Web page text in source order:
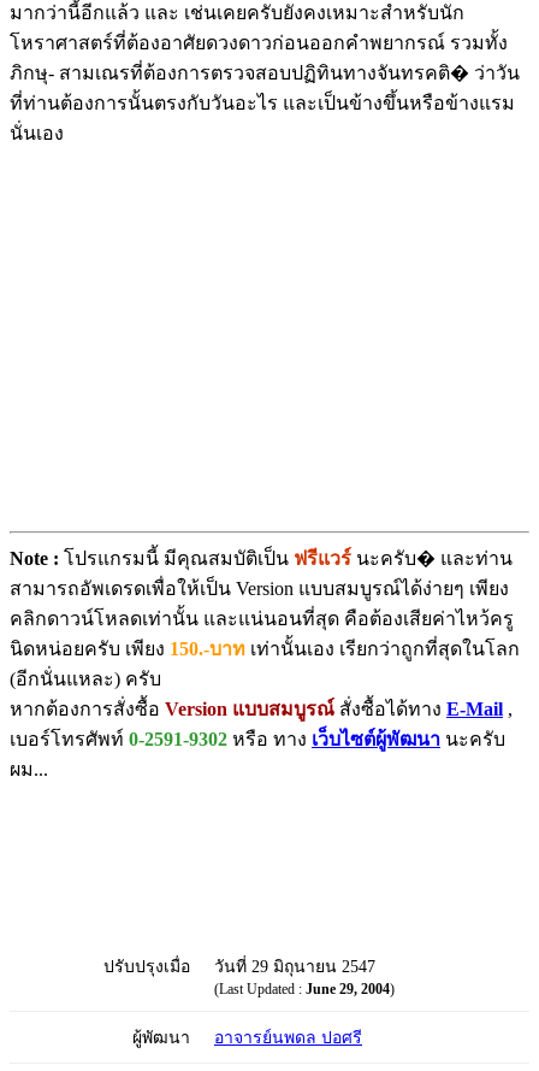
มากว่านี้อีกแล้ว และ เช่นเคยครับยังคงเหมาะสำหรับนัก
โหราศาสตร์ที่ต้องอาศัยดวงดาวก่อนออกคำพยากรณ์ รวมทั้ง
ภิกษุ- สามเณรที่ต้องการตรวจสอบปฏิทินทางจันทรคติ� ว่าวัน
ที่ท่านต้องการนั้นตรงกับวันอะไร และเป็นข้างขึ้นหรือข้างแรม
นั่นเอง
Note : โปรแกรมนี้ มีคุณสมบัติเป็น ฟรีแวร์ นะครับ� และท่าน
สามารถอัพเดรดเพื่อให้เป็น Version แบบสมบูรณ์ได้ง่ายๆ เพียง
คลิกดาวน์โหลดเท่านั้น และแน่นอนที่สุด คือต้องเสียค่าไหว้ครู
นิดหน่อยครับ เพียง 150.-บาท เท่านั้นเอง เรียกว่าถูกที่สุดในโลก
(อีกนั่นแหละ) ครับ
หากต้องการสั่งซื้อ Version แบบสมบูรณ์ สั่งซื้อได้ทาง E-Mail ,
เบอร์โทรศัพท์ 0-2591-9302 หรือ ทาง เว็บไซต์ผู้พัฒนา นะครับ
ผม...
ปรับปรุงเมื่อ วันที่ 29 มิถุนายน 2547
(Last Updated : June 29, 2004)
ผู้พัฒนา อาจารย์นพดล ปอศรี